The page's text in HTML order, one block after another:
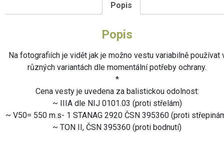
Popis
Popis
Na fotografiích je vidět jak je možno vestu variabilně používat
různých variantách dle momentální potřeby ochrany.
*
Cena vesty je uvedena za balistickou odolnost:
~ IIIA dle NIJ 0101.03 (proti střelám)
~ V50= 550 m.s- 1 STANAG 2920 ČSN 395360 (proti
~ TON II, ČSN 395360 (proti bodnutí)